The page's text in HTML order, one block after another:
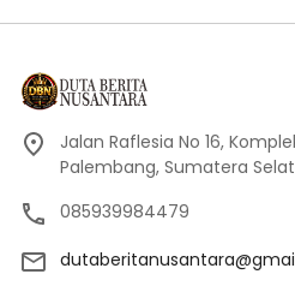
Jalan Raflesia No 16,
Palembang, Sumatera
085939984479